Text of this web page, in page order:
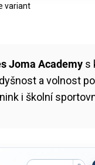
variant
Joma Academy s
a volnost
i školní